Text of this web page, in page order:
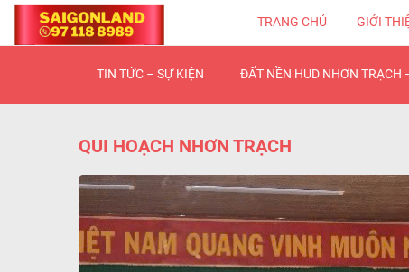
TRANG CHỦ GIỚI
TIN TỨC – SỰ KIỆN ĐẤT NỀN HUD NHƠN
QUI HOẠCH NHƠN TRẠCH